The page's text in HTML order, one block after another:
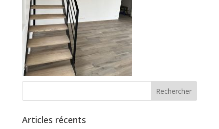
Articles récents